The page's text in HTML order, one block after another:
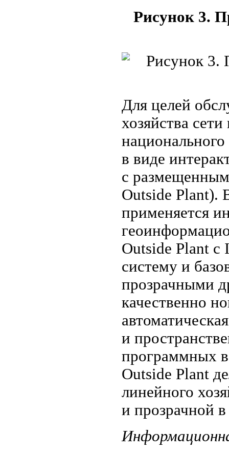
Рисунок 3.
Для целей
хозяйства
в виде
с
Outside Plant).
применяется
Outside Plant c
систему и
прозрачными
качественно
и
программных
Outside Plant
линейного
и прозрачной